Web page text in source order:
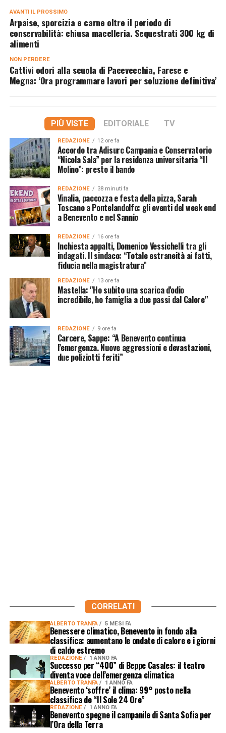
AVANTI IL ​​PROSSIMO
Arpaise, sporcizia e carne oltre il periodo di
conservabilità: chiusa macelleria. Sequestrati 300 kg di
alimenti
NON PERDERE
Cattivi odori alla scuola di Pacevecchia, Farese e
Megna: ‘Ora programmare lavori per soluzione definitiva’
PIÙ VISTE EDITORIALE TV
REDAZIONE 12 ore fa
Accordo tra Adisurc Campania e Conservatorio
“Nicola Sala” per la residenza universitaria “Il
Molino”: presto il bando
REDAZIONE 38 minuti fa
Vinalia, paccozza e festa della pizza, Sarah
Toscano a Pontelandolfo: gli eventi del week end
a Benevento e nel Sannio
REDAZIONE 16 ore fa
Inchiesta appalti, Domenico Vessichelli tra gli
indagati. Il sindaco: “Totale estraneità ai fatti,
fiducia nella magistratura”
REDAZIONE 13 ore fa
Mastella: "Ho subito una scarica d'odio
incredibile, ho famiglia a due passi dal Calore"
REDAZIONE 9 ore fa
Carcere, Sappe: “A Benevento continua
l’emergenza. Nuove aggressioni e devastazioni,
due poliziotti feriti”
CORRELATI
ALBERTO TRANFA 5 MESI FA
Benessere climatico, Benevento in fondo alla
classifica: aumentano le ondate di calore e i giorni
di caldo estremo
REDAZIONE 1 ANNO FA
Successo per “400” di Beppe Casales: il teatro
diventa voce dell’emergenza climatica
ALBERTO TRANFA 1 ANNO FA
Benevento ‘soffre’ il clima: 99° posto nella
classifica de “Il Sole 24 Ore”
REDAZIONE 1 ANNO FA
Benevento spegne il campanile di Santa Sofia per
l’Ora della Terra